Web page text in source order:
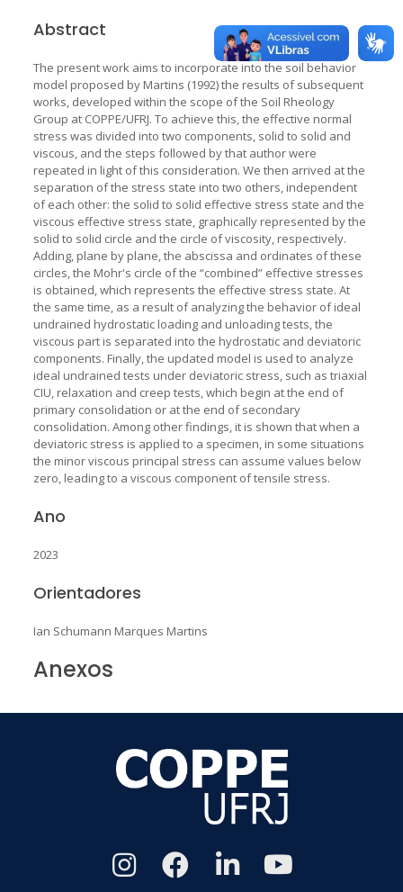
Abstract
The present work aims to incorporate into the soil behavior
model proposed by Martins (1992) the results of subsequent
works, developed within the scope of the Soil Rheology
Group at COPPE/UFRJ. To achieve this, the effective normal
stress was divided into two components, solid to solid and
viscous, and the steps followed by that author were
repeated in light of this consideration. We then arrived at the
separation of the stress state into two others, independent
of each other: the solid to solid effective stress state and the
viscous effective stress state, graphically represented by the
solid to solid circle and the circle of viscosity, respectively.
Adding, plane by plane, the abscissa and ordinates of these
circles, the Mohr's circle of the “combined” effective stresses
is obtained, which represents the effective stress state. At
the same time, as a result of analyzing the behavior of ideal
undrained hydrostatic loading and unloading tests, the
viscous part is separated into the hydrostatic and deviatoric
components. Finally, the updated model is used to analyze
ideal undrained tests under deviatoric stress, such as triaxial
CIU, relaxation and creep tests, which begin at the end of
primary consolidation or at the end of secondary
consolidation. Among other findings, it is shown that when a
deviatoric stress is applied to a specimen, in some situations
the minor viscous principal stress can assume values below
zero, leading to a viscous component of tensile stress.
Ano
2023
Orientadores
Ian Schumann Marques Martins
Anexos